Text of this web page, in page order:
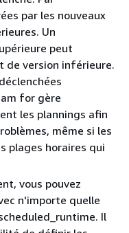
par les nouveaux
Un
peut
de version inférieure.
for gère
les plannings afin
même si les
plages horaires qui
vous pouvez
n'importe quelle
Il